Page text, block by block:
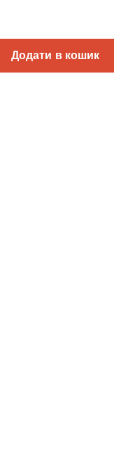
Додати в кошик